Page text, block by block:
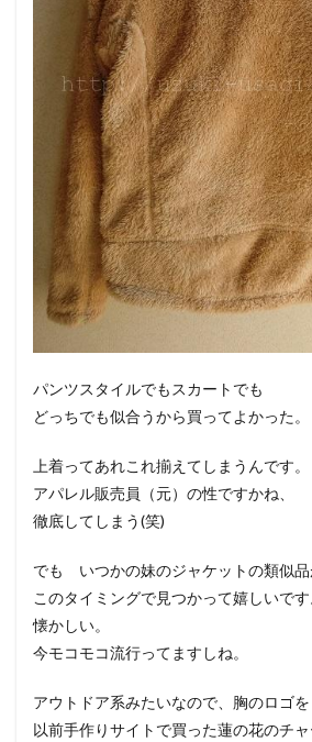
パンツスタイルでもスカートでも
どっちでも似合うから買ってよかった。
上着ってあれこれ揃えてしまうんです。
アパレル販売員（元）の性ですかね、
徹底してしまう(笑)
でも いつかの妹のジャケットの類似
このタイミングで見つかって嬉しいです
懐かしい。
今モコモコ流行ってますしね。
アウトドア系みたいなので、胸のロゴを
以前手作りサイトで買った蓮の花のチ